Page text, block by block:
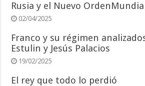
Rusia y el Nuevo OrdenMundial
02/04/2025
Franco y su régimen
Estulin y Jesús Palacios
19/02/2025
El rey que todo lo perdió